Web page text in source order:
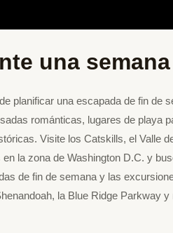
una semana
planificar una escapada de fin de
románticas, lugares de playa
Visite los Catskills, el Valle
la zona de Washington D.C. y
de fin de semana y las
la Blue Ridge Parkway y